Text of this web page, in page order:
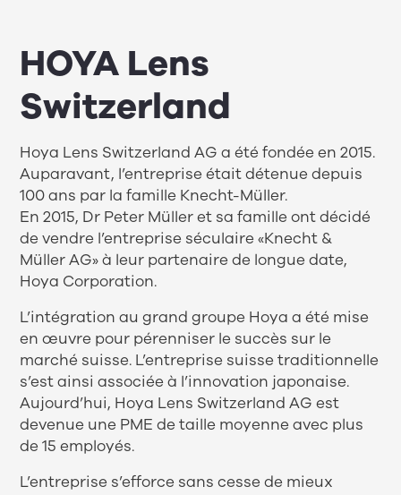
HOYA Lens
Switzerland
Hoya Lens Switzerland AG a été fondée en 2015.
Auparavant, l’entreprise était détenue depuis
100 ans par la famille Knecht-Müller.
En 2015, Dr Peter Müller et sa famille ont décidé
de vendre l’entreprise séculaire «Knecht &
Müller AG» à leur partenaire de longue date,
Hoya Corporation.
L’intégration au grand groupe Hoya a été mise
en œuvre pour pérenniser le succès sur le
marché suisse. L’entreprise suisse traditionnelle
s’est ainsi associée à l’innovation japonaise.
Aujourd’hui, Hoya Lens Switzerland AG est
devenue une PME de taille moyenne avec plus
de 15 employés.
L’entreprise s’efforce sans cesse de mieux